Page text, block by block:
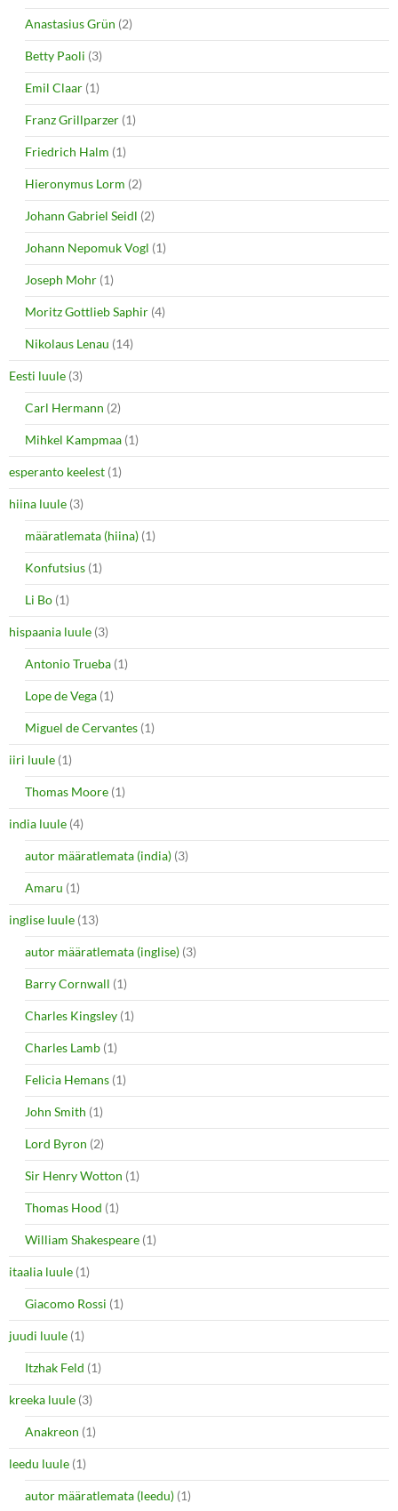
) w
)
Anastasius Grün (2)
Betty Paoli (3)
Emil Claar (1)
Franz Grillparzer (1)
Friedrich Halm (1)
Hieronymus Lorm (2)
Johann Gabriel Seidl (2)
Johann Nepomuk Vogl (1)
Joseph Mohr (1)
Moritz Gottlieb Saphir (4)
Nikolaus Lenau (14)
Eesti luule (3)
Carl Hermann (2)
Mihkel Kampmaa (1)
esperanto keelest (1)
hiina luule (3)
määratlemata (hiina) (1)
Konfutsius (1)
Li Bo (1)
hispaania luule (3)
Antonio Trueba (1)
Lope de Vega (1)
Miguel de Cervantes (1)
iiri luule (1)
Thomas Moore (1)
india luule (4)
autor määratlemata (india) (3)
Amaru (1)
inglise luule (13)
autor määratlemata (inglise) (3)
Barry Cornwall (1)
Charles Kingsley (1)
Charles Lamb (1)
Felicia Hemans (1)
John Smith (1)
Lord Byron (2)
Sir Henry Wotton (1)
Thomas Hood (1)
William Shakespeare (1)
itaalia luule (1)
Giacomo Rossi (1)
juudi luule (1)
Itzhak Feld (1)
kreeka luule (3)
Anakreon (1)
leedu luule (1)
autor määratlemata (leedu) (1)